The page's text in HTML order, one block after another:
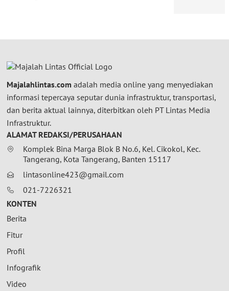
Majalahlintas.com adalah media online yang menyediakan
informasi tepercaya seputar dunia infrastruktur, transportasi,
dan berita aktual lainnya, diterbitkan oleh PT Lintas Media
Infrastruktur.
ALAMAT REDAKSI/PERUSAHAAN
Komplek Bina Marga Blok B No.6, Kel. Cikokol, Kec.
Tangerang, Kota Tangerang, Banten 15117
lintasonline423@gmail.com
021-7226321
KONTEN
Berita
Fitur
Profil
Infografik
Video